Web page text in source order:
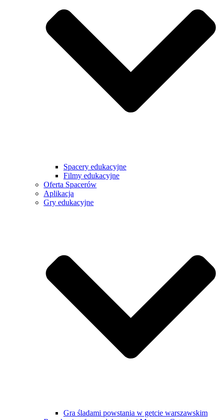
Spacery edukacyjne
Filmy edukacyjne
Oferta Spacerów
Aplikacja
Gry edukacyjne
Gra śladami powstania w getcie warszawskim